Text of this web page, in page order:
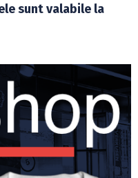
sunt valabile la